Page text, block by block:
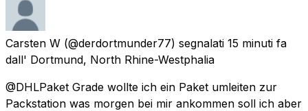
Carsten W (@derdortmunder77) segnalati 15 minuti fa
dall' Dortmund, North Rhine-Westphalia
@DHLPaket Grade wollte ich ein Paket umleiten zur
Packstation was morgen bei mir ankommen soll ich aber